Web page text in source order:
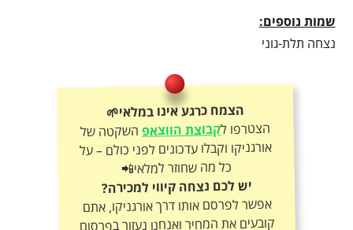
שמות נוספים:
נצחה תלת-גוני
הצמח כרגע אינו במלאי🌱
הצטרפו לקבוצת הווצאפהשקטה של
אורגניקו וקבלו עדכונים לפני כולם – על
כל מה שחוזר למלאי📲
יש לכם נצחה קיווי למכירה?
אפשר לפרסם אותו דרך אורגניקו, אתם
קובעים את המחיר ואנחנו נעזור בפרסום